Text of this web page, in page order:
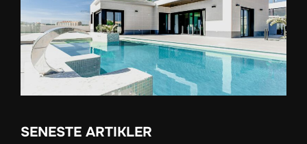
SENESTE ARTIKLER